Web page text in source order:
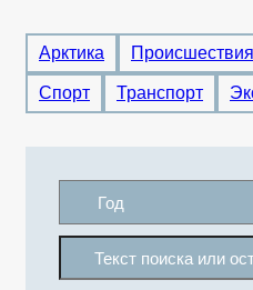
Арктика Происшествия
Спорт Транспорт